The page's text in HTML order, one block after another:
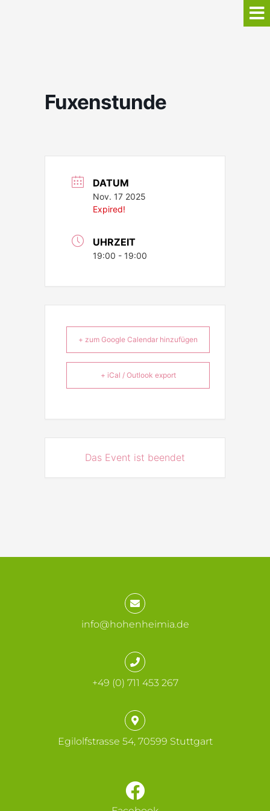
Fuxenstunde
DATUM
Nov. 17 2025
Expired!
UHRZEIT
19:00 - 19:00
+ zum Google Calendar hinzufügen
+ iCal / Outlook export
Das Event ist beendet
info@hohenheimia.de
+49 (0) 711 453 267
Egilolfstrasse 54, 70599 Stuttgart